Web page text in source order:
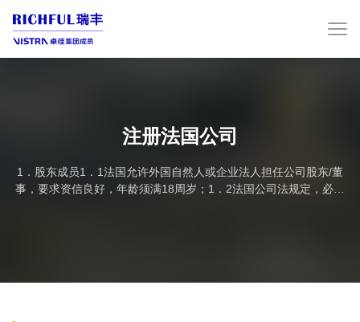
注册法国公司
1．股东成员1．1法国允许外国自然人或企业法人担任公司股东/董
事，要求资信良好，年龄须满18周岁；1．2法国公司法规定，必须